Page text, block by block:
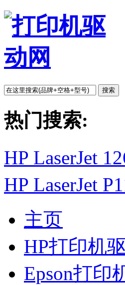
搜索
热门搜索:
HP LaserJet
HP LaserJet
主页
HP打印机
Epson打印